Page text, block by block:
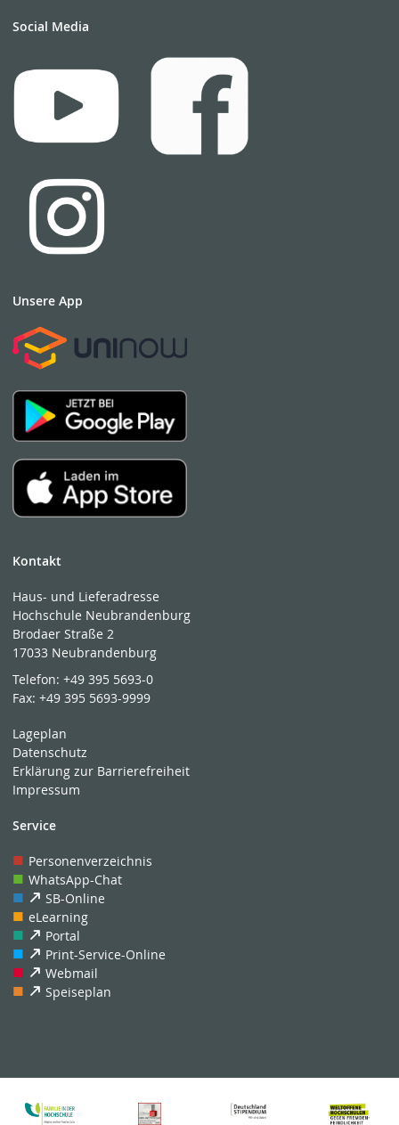
Social Media
Unsere App
Kontakt
Haus- und Lieferadresse
Hochschule Neubrandenburg
Brodaer Straße 2
17033 Neubrandenburg
Telefon:+49 395 5693-0
Fax:+49 395 5693-9999
Lageplan
Datenschutz
Erklärung zur Barrierefreiheit
Impressum
Service
Personenverzeichnis
WhatsApp-Chat
SB-Online
eLearning
Portal
Print-Service-Online
Webmail
Speiseplan